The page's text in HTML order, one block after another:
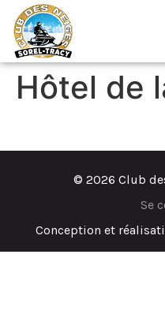
Hôtel de
© 2026 Club
Se
Conception et